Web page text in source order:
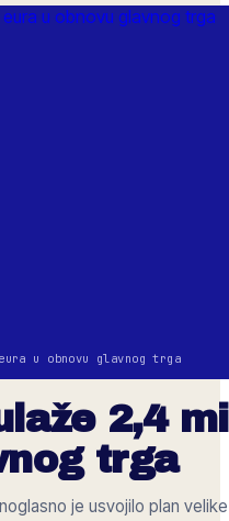
u obnovu glavnog trga
2,4
trga
je usvojilo plan